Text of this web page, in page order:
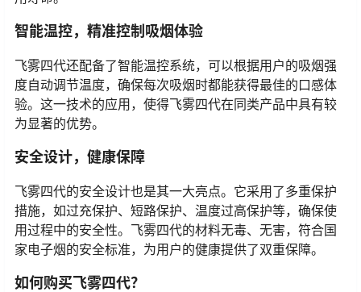
智能温控，精准控制吸烟体验
飞雾四代还配备了智能温控系统，可以根据用户的吸烟强
度自动调节温度，确保每次吸烟时都能获得最佳的口感体
验。这一技术的应用，使得飞雾四代在同类产品中具有较
为显著的优势。
安全设计，健康保障
飞雾四代的安全设计也是其一大亮点。它采用了多重保护
措施，如过充保护、短路保护、温度过高保护等，确保使
用过程中的安全性。飞雾四代的材料无毒、无害，符合国
家电子烟的安全标准，为用户的健康提供了双重保障。
如何购买飞雾四代？